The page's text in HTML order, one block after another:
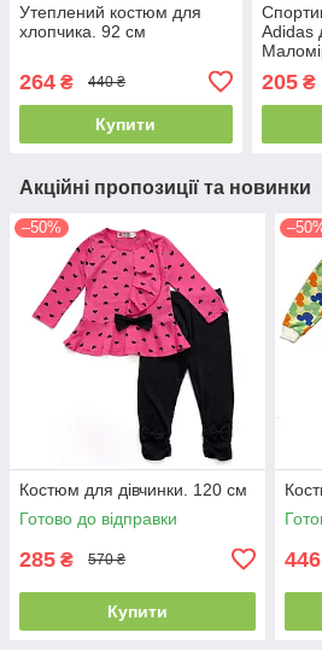
Утеплений костюм для
хлопчика. 92 см
264 ₴ 440 ₴
Купити
Adidas
205₴
Акційні пропозиції та новинки
–50%
Костюм для дівчинки. 120 см
Готово до відправки
285 ₴ 570 ₴
Купити
446